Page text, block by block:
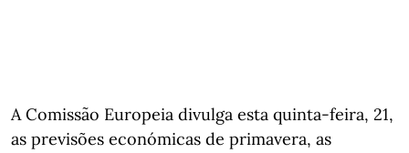
A Comissão Europeia divulga esta quinta-feira, 21,
as previsões económicas de primavera, as